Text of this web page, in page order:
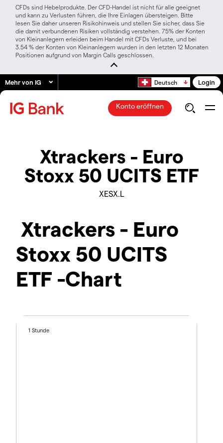
CFDs sind Hebelprodukte. Der CFD-Handel ist nicht für alle geeignet
und kann zu Verlusten führen, die Ihre Einlagen übersteigen. Bitte
lesen Sie daher unseren Risikohinweis und stellen Sie sicher, dass Sie
die damit verbundenen Risiken vollständig verstehen. 75% der Konten
von Kleinanlegern erleiden beim Handel mit CFDs Verluste, und bei
3.54 % der Konten von Kleinanlegern wurden in den letzten 12 Monaten
Positionen aufgrund von Margin Calls geschlossen.
Mehr von IG Deutsch Login
Konto eröffnen
Xtrackers - Euro
Stoxx 50 UCITS ETF
XESX.L
Xtrackers - Euro
Stoxx 50 UCITS
ETF -Chart
1 Stunde